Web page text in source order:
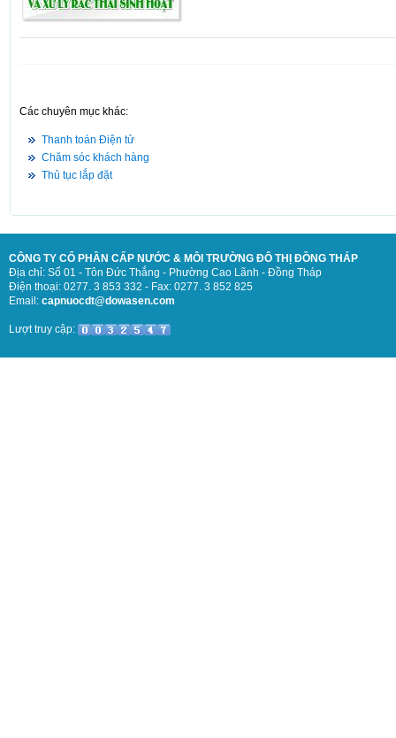
Các chuyên mục khác:
Thanh toán Điện tử
Chăm sóc khách hàng
Thủ tục lắp đặt
CÔNG TY CỔ PHẦN CẤP NƯỚC & MÔI TRƯỜNG ĐÔ THỊ ĐỒNG THÁP
Địa chỉ: Số 01 - Tôn Đức Thắng - Phường Cao Lãnh - Đồng Tháp
Điện thoại: 0277. 3 853 332 - Fax: 0277. 3 852 825
Email: capnuocdt@dowasen.com
Lượt truy cập: